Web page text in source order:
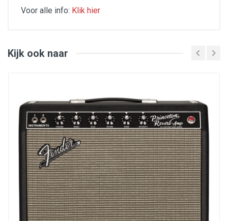
Voor alle info: Klik hier
Ingebouwde REVERB
Inclusief Footswitch Channel/Reverb
Kijk ook naar